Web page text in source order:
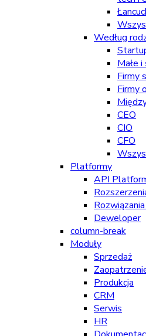
Według
Małe
Firmy
Firmy
CEO
CIO
CFO
Platformy
API
Deweloper
column-break
Moduły
Sprzedaż
Produkcja
CRM
Serwis
HR